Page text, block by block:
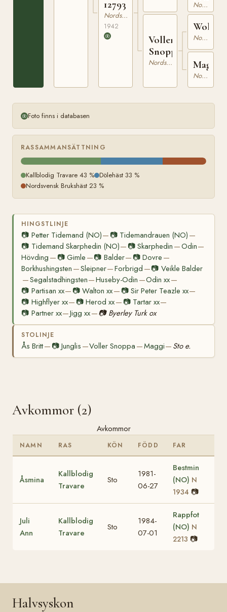
12793
Nordsvensk Brukshäst
1942
Voller
Snoppa
Nordsvensk Brukshäst
Nordsvensk Brukshäst
Woller
Nordsvensk Brukshäst
Maggi
Nordsvensk Brukshäst
Foto finns i databasen
RASSAMMANSÄTTNING
Kallblodig Travare 43 % Dölehäst 33 %
Nordsvensk Brukshäst 23 %
HINGSTLINJE
📷 Petter Tidemand (NO)— 📷 Tidemandrauen (NO) —
📷 Tidemand Skarphedin (NO)— 📷Skarphedin —Odin—
Hövding — 📷Gimle —📷 Balder— 📷Dovre —
Borkhushingsten —Sleipner—Forbrigd —📷 Veikle Balder
—Segalstadhingsten—Huseby-Odin —Odin xx—
📷 Partisan xx— 📷Walton xx— 📷 Sir Peter Teazle xx—
📷 Highflyer xx— 📷Herod xx— 📷 Tartar xx—
📷 Partner xx—Jigg xx—📷 Byerley Turk ox
STOLINJE
Ås Britt— 📷Junglis —Voller Snoppa —Maggi— Sto e.
Avkommor (2)
Avkommor
NAMN RAS KÖN FÖDD FAR
Åsmina
Kallblodig
Travare
Sto
1981-
06-27
Bestmin
(NO) N
1934 📷
Juli
Ann
Kallblodig
Travare
Sto
1984-
07-01
Rappfot
(NO) N
2213 📷
Halvsyskon